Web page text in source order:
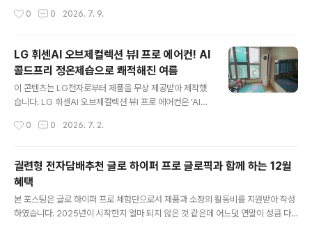
천드리고 싶습니다. 아열대 기후로 변한 대한민국 여름, 단
오래 켜두면 묘하게 눅눅하고, 그렇다고 온도를 낮추거나
프로의 핵심인 'AI콜드프리'는 국내최초 2in1 에어컨의 온
도와 습도를 동시에 각각 설정하고 유지할 수 있는 혁신적
인 기술입니다. 운동 후나 샤워 직후에 에어컨 직바람으로
몸이 굳는 느낌 없이 피부는 보송하고 공기는 산뜻하게 유
냉방을 넘어 일상생활 공간을 가장 편안한 온·습도로 맞추
0 0 2026. 7. 9.
LG 휘센AI 오브제컬렉션 뷰I 프로 에어컨! AI
콜드프리 정온제습으로 쾌적해진 여름
이 콘텐츠는 LG전자로부터 제품을 무상 제공받아 제작했
습니다. LG 휘센AI 오브제컬렉션 뷰I 프로 에어컨은 'AI콜
어뜨리지 않고 습기만 쏙 잡아주어 장마철에도 춥지 않고
서클 디스플레이'를 통해 현재 온도와 실시간 습도, 제습량
까지 직관적으로 모니터링할 수 있어 더욱 안심됩니다. 장
시간 냉방 시 으슬으슬함을 느끼시는 분, 에어컨 필터 및 내
부 청소가 고민이신 분, 그리고 전기요금 걱정 없이 똑똑하
게 실내 공기를 관리하고 싶으신 분들께 추천합니다 시원
0 0 2026. 7. 2.
궐련형 전자담배추천 글로 하이퍼 프로 글로픽과 함께 하는 12월
혜택
본 포스팅은 글로 하이퍼 프로 체험단으로서 제품과 소정의 활동비를 지원받아 작성
하였습니다. 2025년이 시작한지 얼마 되지 않은 것 같은데 어느덧 연말이 성큼 다